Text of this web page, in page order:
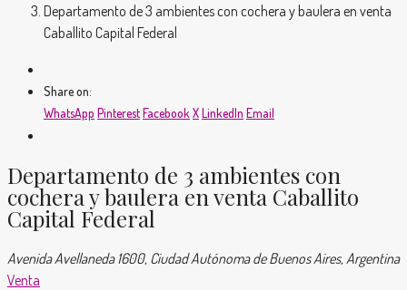
Departamento de 3 ambientes con cochera y baulera en venta
Caballito Capital Federal
Share on:
WhatsApp PinterestFacebook XLinkedIn Email
Departamento de 3 ambientes con
cochera y baulera en venta Caballito
Capital Federal
Avenida Avellaneda 1600, Ciudad Autónoma de Buenos Aires, Argentina
Venta